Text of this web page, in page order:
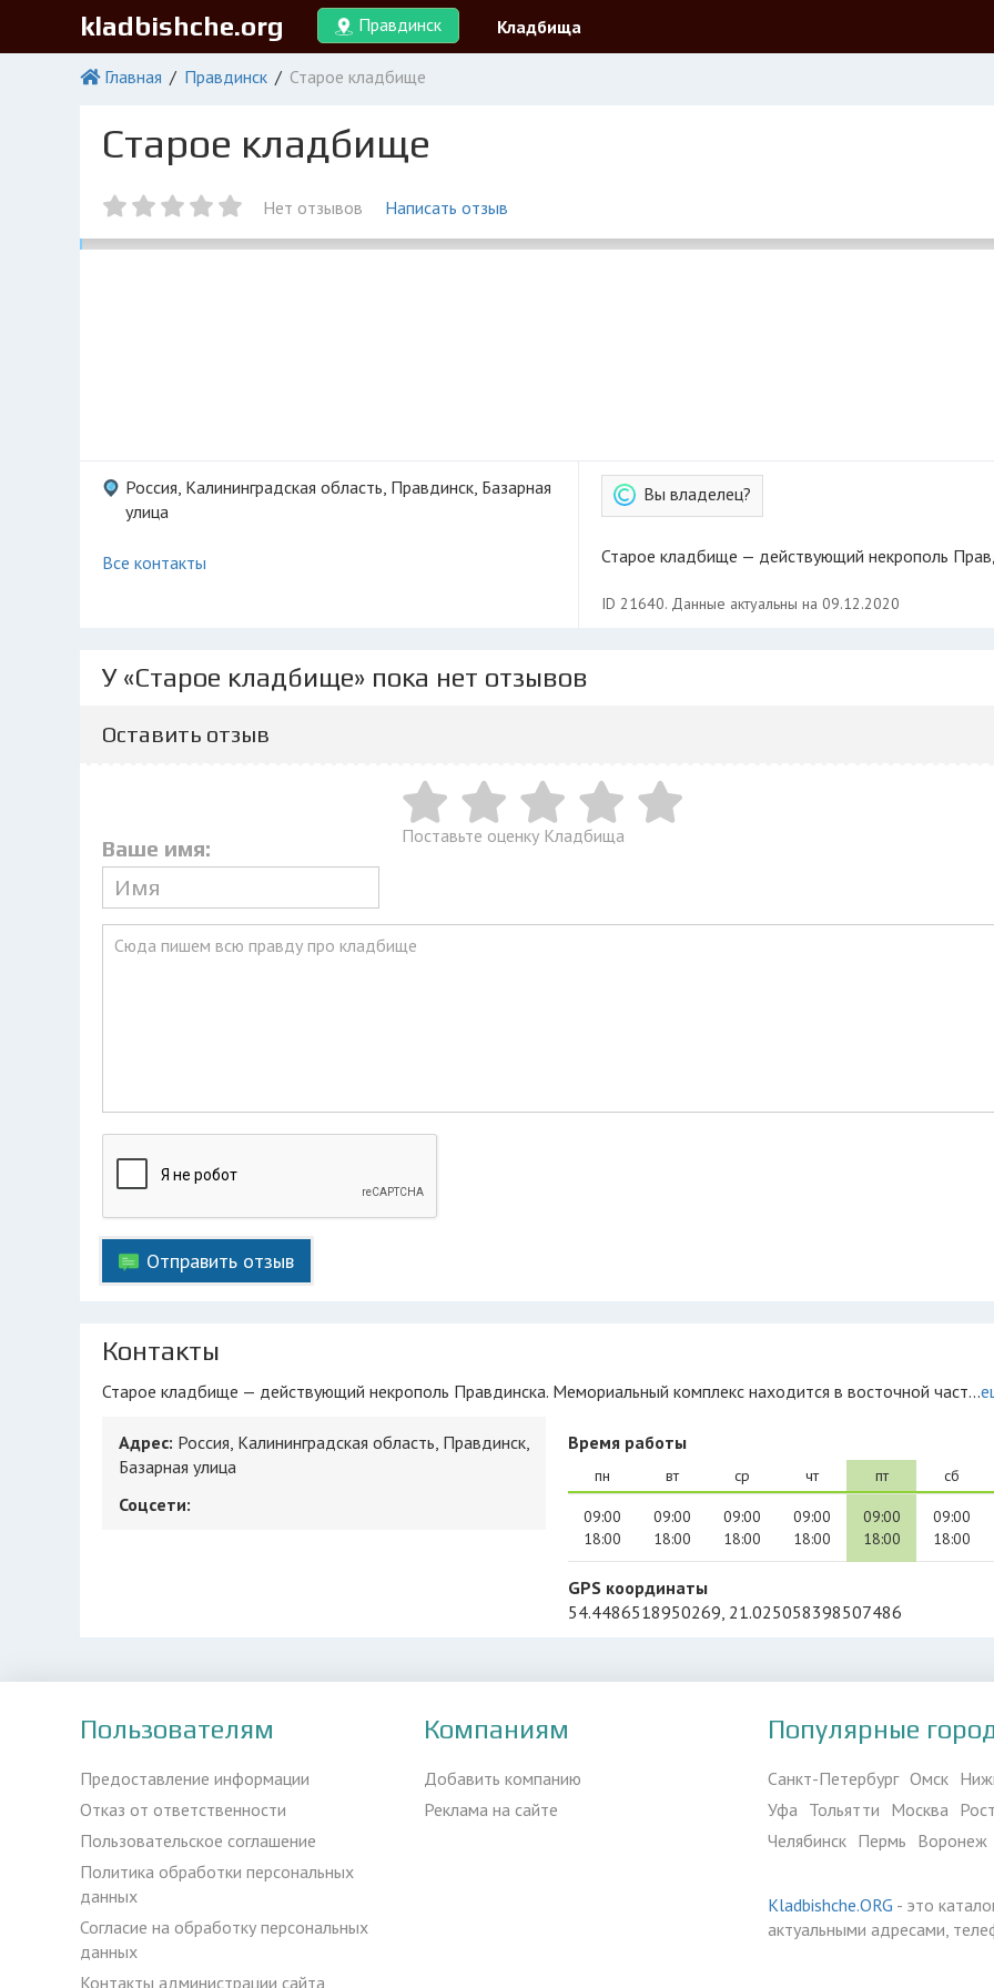
kladbishche.org Правдинск Кладбища
Главная Правдинск Старое кладбище
Старое кладбище
Нет отзывов Написать отзыв
Россия, Калининградская область, Правдинск, Базарная
улица
Все контакты
Вы владелец?
Старое кладбище — действующий некрополь
ID 21640. Данные актуальны на 09.12.2020
У «Старое кладбище» пока нет отзывов
Оставить отзыв
Ваше имя: Поставьте оценку Кладбища
Отправить отзыв
Контакты
Старое кладбище — действующий некрополь Правдинска. Мемориальный комплекс находится в восточной част...
Адрес: Россия, Калининградская область, Правдинск,
Базарная улица
Соцсети:
Время работы
пн
09:00
18:00
вт
09:00
18:00
ср
09:00
18:00
чт
09:00
18:00
пт
09:00
18:00
сб
09:00
18:00
GPS координаты
54.4486518950269, 21.025058398507486
Пользователям
Предоставление информации
Отказ от ответственности
Пользовательское соглашение
Политика обработки персональных
данных
Согласие на обработку персональных
данных
Контакты администрации сайта
Компаниям
Добавить компанию
Реклама на сайте
Популярные
Санкт-Петербург Омск
Уфа Тольятти Москва
Челябинск Пермь Воронеж
Kladbishche.ORG - это
актуальными адресами,